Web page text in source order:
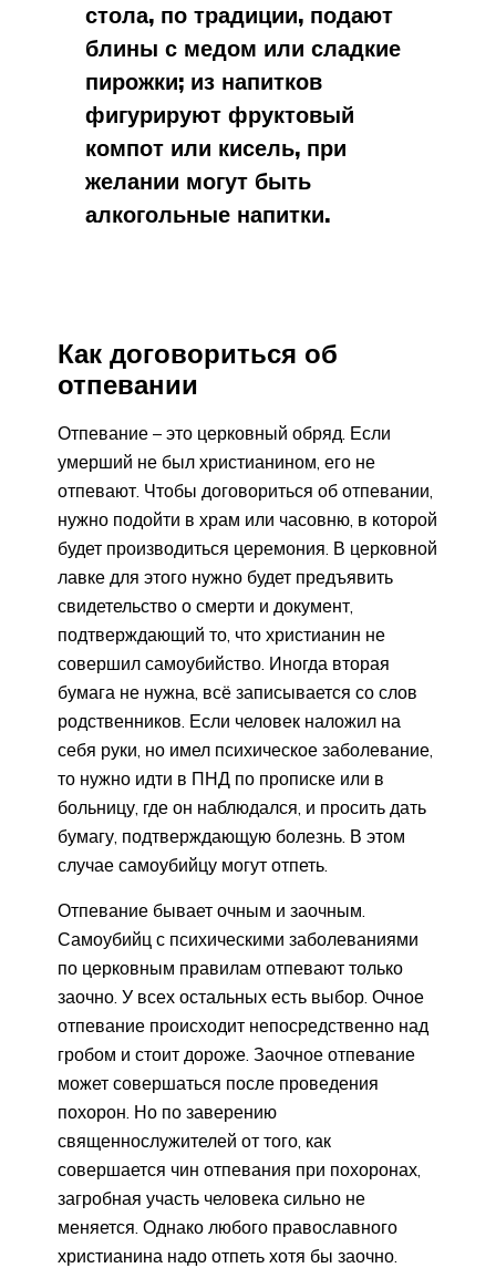
стола, по традиции, подают
блины с медом или сладкие
пирожки; из напитков
фигурируют фруктовый
компот или кисель, при
желании могут быть
алкогольные напитки.
Как договориться об
отпевании
Отпевание – это церковный обряд. Если
умерший не был христианином, его не
отпевают. Чтобы договориться об отпевании,
нужно подойти в храм или часовню, в которой
будет производиться церемония. В церковной
лавке для этого нужно будет предъявить
свидетельство о смерти и документ,
подтверждающий то, что христианин не
совершил самоубийство. Иногда вторая
бумага не нужна, всё записывается со слов
родственников. Если человек наложил на
себя руки, но имел психическое заболевание,
то нужно идти в ПНД по прописке или в
больницу, где он наблюдался, и просить дать
бумагу, подтверждающую болезнь. В этом
случае самоубийцу могут отпеть.
Отпевание бывает очным и заочным.
Самоубийц с психическими заболеваниями
по церковным правилам отпевают только
заочно. У всех остальных есть выбор. Очное
отпевание происходит непосредственно над
гробом и стоит дороже. Заочное отпевание
может совершаться после проведения
похорон. Но по заверению
священнослужителей от того, как
совершается чин отпевания при похоронах,
загробная участь человека сильно не
меняется. Однако любого православного
христианина надо отпеть хотя бы заочно.